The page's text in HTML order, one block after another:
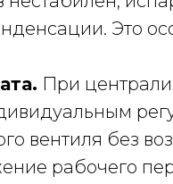
Это
При
вентиля без
рабочего